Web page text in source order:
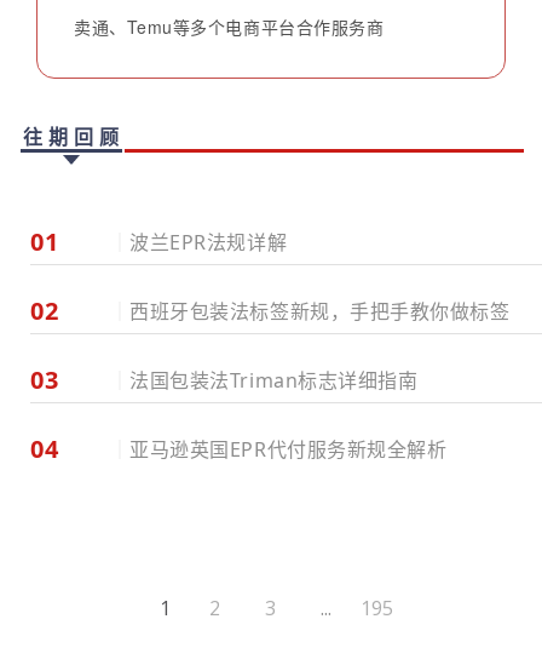
卖通、Temu等多个电商平台合作服务商
往期回顾
01 波兰EPR法规详解
02 西班牙包装法标签新规，手把手教你做标签
03 法国包装法Triman标志详细指南
04 亚马逊英国EPR代付服务新规全解析
1 2 3 ... 195